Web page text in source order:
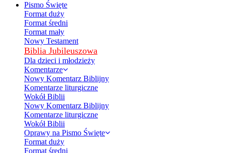
Pismo Święte
Format duży
Format średni
Format mały
Nowy Testament
Biblia Jubileuszowa
Dla dzieci i młodzieży
Komentarze
Nowy Komentarz Biblijny
Komentarze liturgiczne
Wokół Biblii
Nowy Komentarz Biblijny
Komentarze liturgiczne
Wokół Biblii
Oprawy na Pismo Święte
Format duży
Format średni